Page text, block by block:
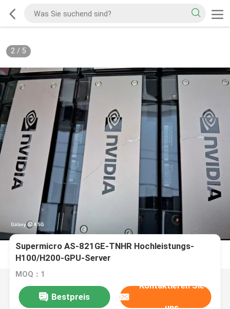
2/ 5
Supermicro AS-821GE-TNHR Hochleistungs-
H100/H200-GPU-Server
MOQ：1
Bestpreis
Kontaktieren Sie